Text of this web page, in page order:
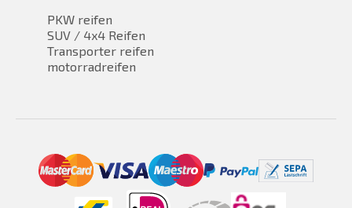
PKW reifen
SUV / 4x4 Reifen
Transporter reifen
motorradreifen